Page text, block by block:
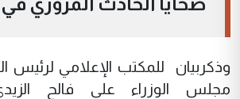
وذكربيان للمكتب الإعلامي لرئيس
مجلس الوزراء علي فالح